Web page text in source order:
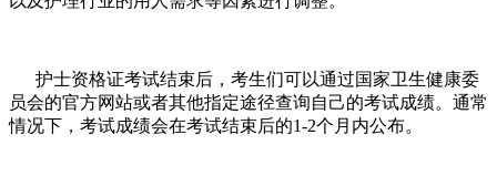
护士资格证考试结束后，考生们可以通过国家卫生健康委
员会的官方网站或者其他指定途径查询自己的考试成绩。通常
情况下，考试成绩会在考试结束后的1-2个月内公布。